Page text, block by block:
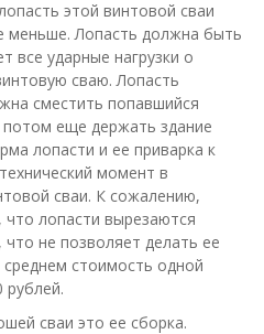
этой винтовой сваи
меньше. Лопасть должна быть
все ударные нагрузки о
сваю. Лопасть
сместить попавшийся
потом еще держать здание
лопасти и ее приварка к
момент в
сваи. К сожалению,
лопасти вырезаются
не позволяет делать ее
стоимость одной
рублей.
сваи это ее сборка.